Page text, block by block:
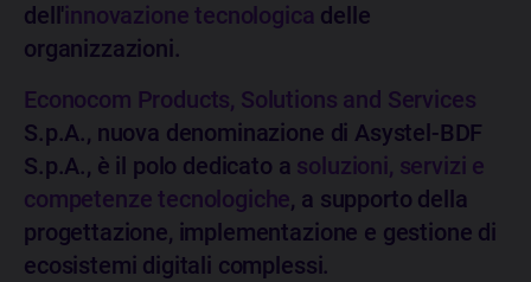
dell'innovazione tecnologica delle
organizzazioni.
Econocom Products, Solutions and Services
S.p.A., nuova denominazione di Asystel-BDF
S.p.A., è il polo dedicato a soluzioni, servizi e
competenze tecnologiche, a supporto della
progettazione, implementazione e gestione di
ecosistemi digitali complessi.